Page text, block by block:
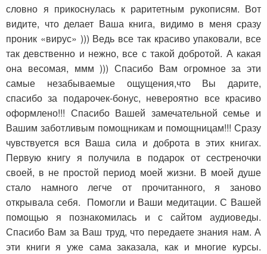
словно я прикоснулась к раритетным рукописям. Вот
видите, что делает Ваша книга, видимо в меня сразу
проник «вирус» ))) Ведь все так красиво упаковали, все
так девственно и нежно, все с такой добротой. А какая
она весомая, ммм ))) Спасибо Вам огромное за эти
самые незабываемые ощущения,что Вы дарите,
спасибо за подарочек-бонус, невероятно все красиво
оформлено!!! Спасибо Вашей замечательной семье и
Вашим заботливым помощникам и помощницам!!! Сразу
чувствуется вся Ваша сила и доброта в этих книгах.
Первую книгу я получила в подарок от сестреночки
своей, в не простой период моей жизни. В моей душе
стало намного легче от прочитанного, я заново
открывала себя. Помогли и Ваши медитации. С Вашей
помощью я познакомилась и с сайтом аудиоведы.
Спасибо Вам за Ваш труд, что передаете знания нам. А
эти книги я уже сама заказала, как и многие курсы.